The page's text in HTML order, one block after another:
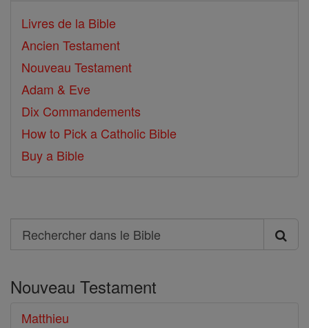
Livres de la Bible
Ancien Testament
Nouveau Testament
Adam & Eve
Dix Commandements
How to Pick a Catholic Bible
Buy a Bible
Search
Rechercher
le
Bible
Nouveau Testament
Matthieu